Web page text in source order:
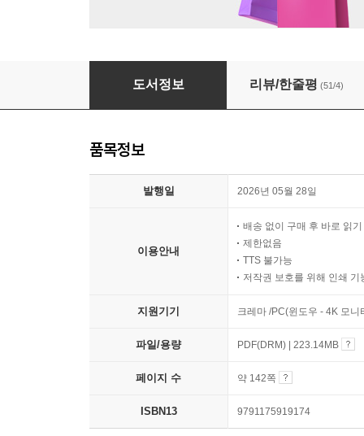
고양이 타타 태어나 보니 생물 박사 1
도서정보 리뷰/한줄평 (51/4)
품목정보
발행일 2026년 05월 28일
이용안내
배송 없이 구매 후 바로 읽기
제한없음
TTS 불가능
저작권 보호를 위해 인쇄 기
지원기기 크레마 /PC(윈도우 - 4K 모
파일/용량 PDF(DRM) | 223.14MB
페이지 수 약 142쪽
ISBN13 9791175919174